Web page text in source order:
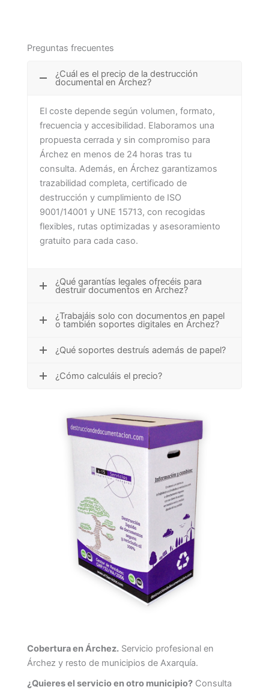
Preguntas frecuentes
¿Cuál es el precio de la destrucción
documental en Árchez?
El coste depende según volumen, formato,
frecuencia y accesibilidad. Elaboramos una
propuesta cerrada y sin compromiso para
Árchez en menos de 24 horas tras tu
consulta. Además, en Árchez garantizamos
trazabilidad completa, certificado de
destrucción y cumplimiento de ISO
9001/14001 y UNE 15713, con recogidas
flexibles, rutas optimizadas y asesoramiento
gratuito para cada caso.
¿Qué garantías legales ofrecéis para
destruir documentos en Árchez?
¿Trabajáis solo con documentos en papel
o también soportes digitales en Árchez?
¿Qué soportes destruís además de papel?
¿Cómo calculáis el precio?
Cobertura en Árchez. Servicio profesional en
Árchez y resto de municipios de Axarquía.
¿Quieres el servicio en otro municipio? Consulta